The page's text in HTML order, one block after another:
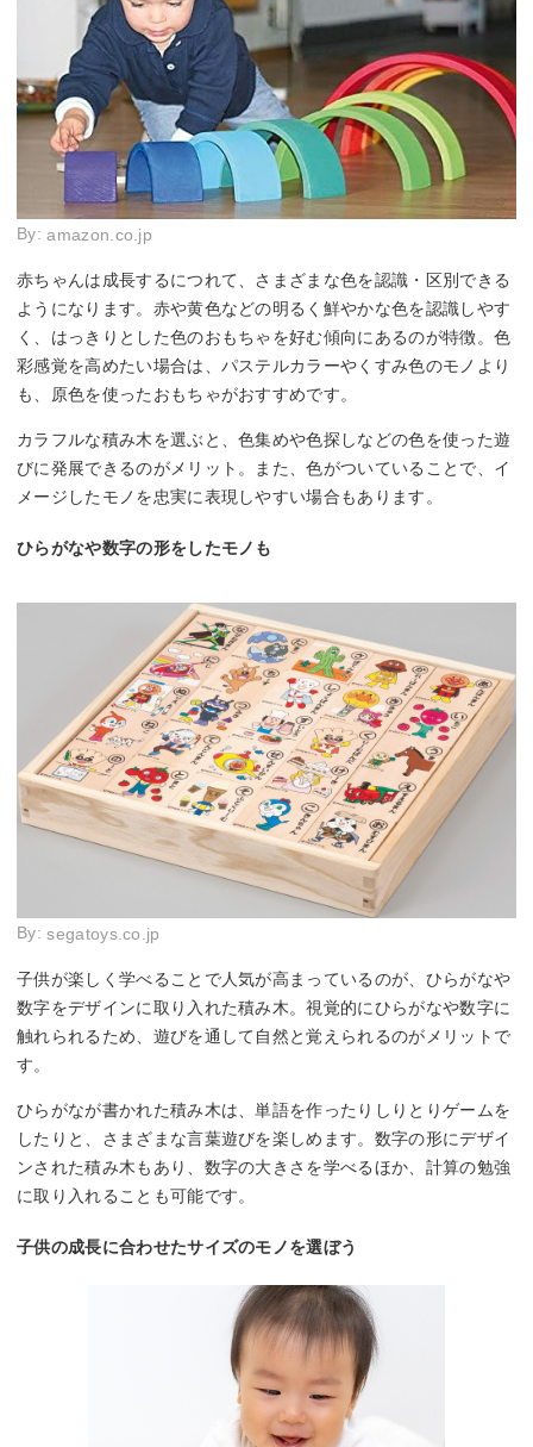
By:amazon.co.jp
赤ちゃんは成長するにつれて、さまざまな色を認識・区別できる
ようになります。赤や黄色などの明るく鮮やかな色を認識しやす
く、はっきりとした色のおもちゃを好む傾向にあるのが特徴。色
彩感覚を高めたい場合は、パステルカラーやくすみ色のモノより
も、原色を使ったおもちゃがおすすめです。
カラフルな積み木を選ぶと、色集めや色探しなどの色を使った遊
びに発展できるのがメリット。また、色がついていることで、イ
メージしたモノを忠実に表現しやすい場合もあります。
ひらがなや数字の形をしたモノも
By: segatoys.co.jp
子供が楽しく学べることで人気が高まっているのが、ひらがなや
数字をデザインに取り入れた積み木。視覚的にひらがなや数字に
触れられるため、遊びを通して自然と覚えられるのがメリットで
す。
ひらがなが書かれた積み木は、単語を作ったりしりとりゲームを
したりと、さまざまな言葉遊びを楽しめます。数字の形にデザイ
ンされた積み木もあり、数字の大きさを学べるほか、計算の勉強
に取り入れることも可能です。
子供の成長に合わせたサイズのモノを選ぼう